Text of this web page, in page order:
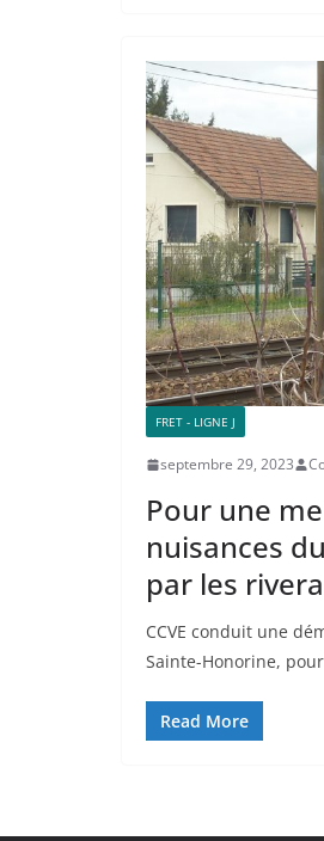
FRET - LIGNE J
septembre 29, 2023
Pour une
nuisances
par les
CCVE conduit une
Sainte-Honorine,
Read More